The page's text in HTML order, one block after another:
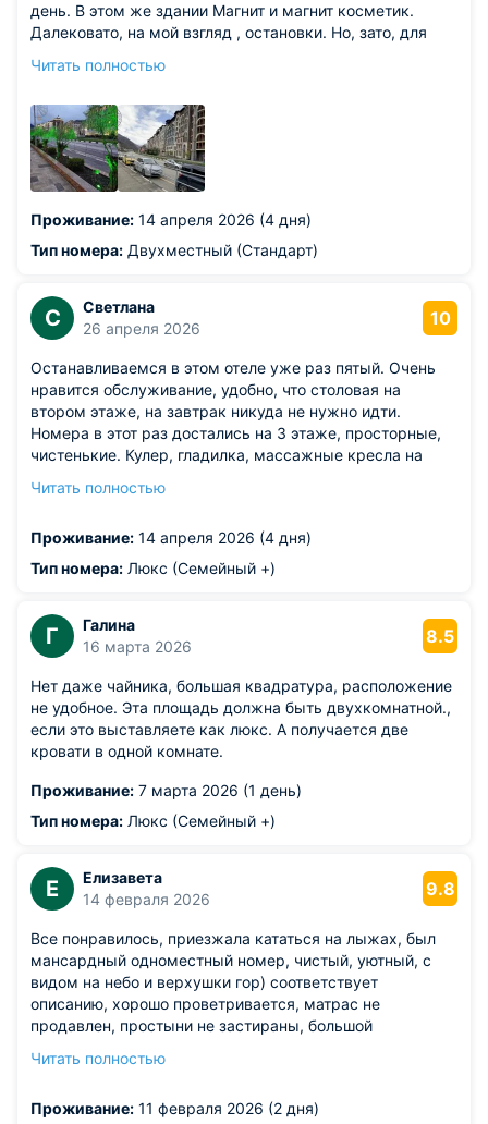
день. В этом же здании Магнит и магнит косметик.
Далековато, на мой взгляд , остановки. Но, зато, для
оценили. Есть где погулять, в центре очень красиво.
Из недостатков: номер очень маленький. Не хватило
балкона, хотелось бы вид из окна, но окно выходило на
фасад другого отеля. Хотя, может и хорошо.. Было
комфортно спать, тихо
Читать полностью
Проживание: 14 апреля 2026 (4 дня)
Тип номера: Двухместный (Стандарт)
С
Светлана
26 апреля 2026
10
Останавливаемся в этом отеле уже раз пятый. Очень
нравится обслуживание, удобно, что столовая на
втором этаже, на завтрак никуда не нужно идти.
Номера в этот раз достались на 3 этаже, просторные,
чистенькие. Кулер, гладилка, массажные кресла на
жетончик на 500 рублей на человека. Мы втроём на
Читать полностью
Проживание: 14 апреля 2026 (4 дня)
Тип номера: Люкс (Семейный +)
Г
Галина
16 марта 2026
8.5
Нет даже чайника, большая квадратура, расположение
не удобное. Эта площадь должна быть двухкомнатной.,
если это выставляете как люкс. А получается две
кровати в одной комнате.
Проживание: 7 марта 2026 (1 день)
Тип номера: Люкс (Семейный +)
Е
Елизавета
14 февраля 2026
9.8
Все понравилось, приезжала кататься на лыжах, был
мансардный одноместный номер, чистый, уютный, с
видом на небо и верхушки гор) соответствует
описанию, хорошо проветривается, матрас не
продавлен, простыни не застираны, большой
очень теплая, ботинки хорошо просыхали, просторная.
вкусно. Трансфер на канатку отправляется вовремя.
Читать полностью
Проживание: 11 февраля 2026 (2 дня)